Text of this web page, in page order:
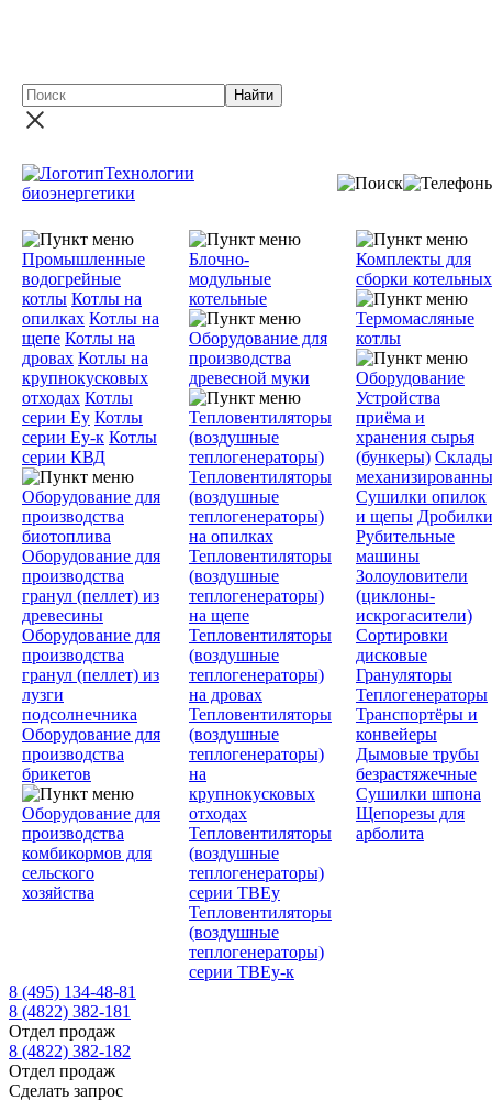
Технологии
биоэнергетики
Промышленные
водогрейные
котлы Котлы на
опилках Котлы на
щепе Котлы на
дровах Котлы на
крупнокусковых
отходах Котлы
серии Еу Котлы
серии Еу-к Котлы
серии КВД
Оборудование для
производства
биотоплива
Оборудование для
производства
гранул (пеллет) из
древесины
Оборудование для
производства
гранул (пеллет) из
лузги
подсолнечника
Оборудование для
производства
брикетов
Оборудование для
производства
комбикормов для
сельского
хозяйства
Блочно-
модульные
котельные
Оборудование для
производства
древесной муки
Тепловентиляторы
(воздушные
теплогенераторы)
Тепловентиляторы
(воздушные
теплогенераторы)
на опилках
Тепловентиляторы
(воздушные
теплогенераторы)
на щепе
Тепловентиляторы
(воздушные
теплогенераторы)
на дровах
Тепловентиляторы
(воздушные
теплогенераторы)
на
крупнокусковых
отходах
Тепловентиляторы
(воздушные
теплогенераторы)
серии ТВЕу
Тепловентиляторы
(воздушные
теплогенераторы)
серии ТВЕу-к
Комплекты для
сборки котельных
Термомасляные
котлы
Оборудование
Устройства
приёма и
хранения сырья
(бункеры) Склады
Сушилки опилок
и щепы Дробилки
Рубительные
машины
Золоуловители
(циклоны-
искрогасители)
Сортировки
дисковые
Грануляторы
Теплогенераторы
Транспортёры и
конвейеры
Дымовые трубы
безрастяжечные
Сушилки шпона
Щепорезы для
арболита
8 (495) 134-48-81
8 (4822) 382-181
Отдел продаж
8 (4822) 382-182
Отдел продаж
Сделать запрос